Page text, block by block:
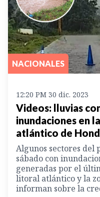
NACIONALES
12:20 PM 30 dic. 2023
Videos: lluvias
inundaciones en
atlántico de
Algunos sectores del
sábado con
generadas por el
litoral atlántico y la
informan sobre la